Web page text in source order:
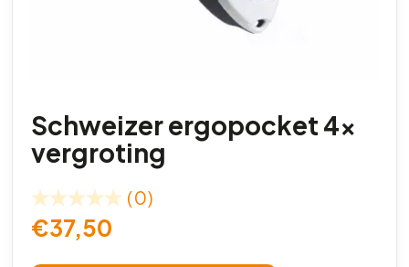
Schweizer ergopocket 4x
vergroting
(0)
€37,50